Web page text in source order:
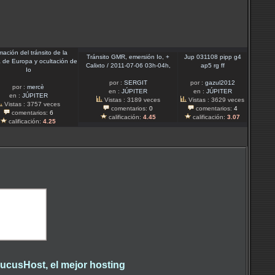
del tránsito de la
de Europa y ocultación de
Io
por : mercè
en : JÚPITER
Vistas : 3757 veces
comentarios: 6
calificación: 4.25
Tránsito GMR, emersión Io, +
Calixto / 2011-07-06 03h-04h,
por : SERGIT
en : JÚPITER
Vistas : 3189 veces
comentarios: 0
calificación: 4.45
Jup 031108 pipp g4
ap5 rg ff
por : gazul2012
en : JÚPITER
Vistas : 3629 veces
comentarios: 4
calificación: 3.07